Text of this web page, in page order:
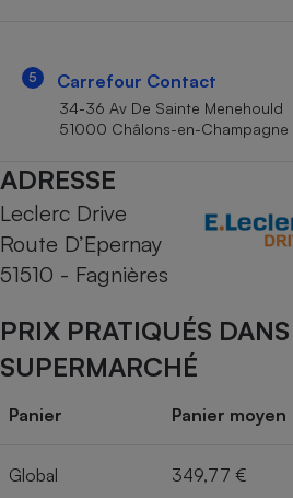
5 Carrefour Contact
34-36 Av De Sainte Menehould
51000 Châlons-en-Champagne
ADRESSE
Leclerc Drive
Route D’Epernay
51510 - Fagnières
PRIX PRATIQUÉS
SUPERMARCHÉ
Panier Panier moyen
Global 349,77 €